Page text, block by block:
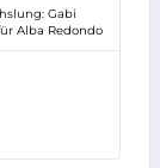
Gabi
Alba Redondo